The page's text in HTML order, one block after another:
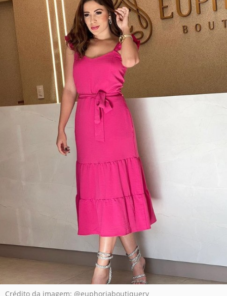
Crédito da imagem: @euphoriaboutiquerv